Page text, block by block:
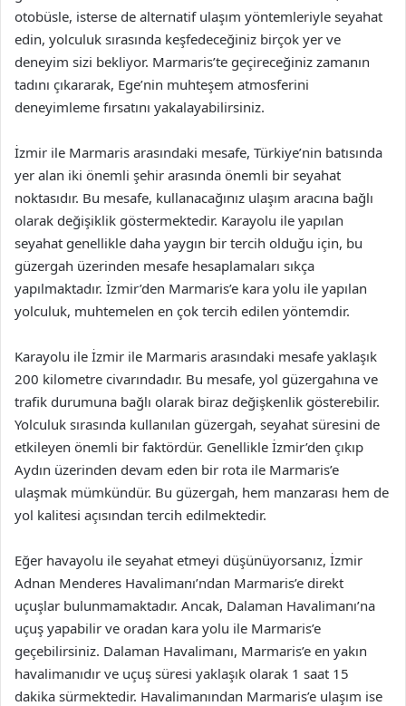
otobüsle, isterse de alternatif ulaşım yöntemleriyle seyahat
edin, yolculuk sırasında keşfedeceğiniz birçok yer ve
deneyim sizi bekliyor. Marmaris’te geçireceğiniz zamanın
tadını çıkararak, Ege’nin muhteşem atmosferini
deneyimleme fırsatını yakalayabilirsiniz.
İzmir ile Marmaris arasındaki mesafe, Türkiye’nin batısında
yer alan iki önemli şehir arasında önemli bir seyahat
noktasıdır. Bu mesafe, kullanacağınız ulaşım aracına bağlı
olarak değişiklik göstermektedir. Karayolu ile yapılan
seyahat genellikle daha yaygın bir tercih olduğu için, bu
güzergah üzerinden mesafe hesaplamaları sıkça
yapılmaktadır. İzmir’den Marmaris’e kara yolu ile yapılan
yolculuk, muhtemelen en çok tercih edilen yöntemdir.
Karayolu ile İzmir ile Marmaris arasındaki mesafe yaklaşık
200 kilometre civarındadır. Bu mesafe, yol güzergahına ve
trafik durumuna bağlı olarak biraz değişkenlik gösterebilir.
Yolculuk sırasında kullanılan güzergah, seyahat süresini de
etkileyen önemli bir faktördür. Genellikle İzmir’den çıkıp
Aydın üzerinden devam eden bir rota ile Marmaris’e
ulaşmak mümkündür. Bu güzergah, hem manzarası hem de
yol kalitesi açısından tercih edilmektedir.
Eğer havayolu ile seyahat etmeyi düşünüyorsanız, İzmir
Adnan Menderes Havalimanı’ndan Marmaris’e direkt
uçuşlar bulunmamaktadır. Ancak, Dalaman Havalimanı’na
uçuş yapabilir ve oradan kara yolu ile Marmaris’e
geçebilirsiniz. Dalaman Havalimanı, Marmaris’e en yakın
havalimanıdır ve uçuş süresi yaklaşık olarak 1 saat 15
dakika sürmektedir. Havalimanından Marmaris’e ulaşım ise